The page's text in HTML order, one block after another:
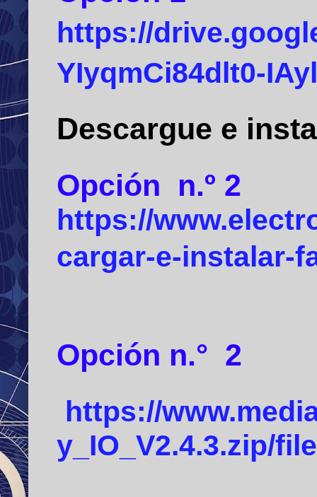
https://
YIyqmCi84dlt0-
Descargue e
Opción n.º 2
https://
cargar-e-instalar-
Opción n.° 2
https://
y_IO_V2.4.3.zip/file